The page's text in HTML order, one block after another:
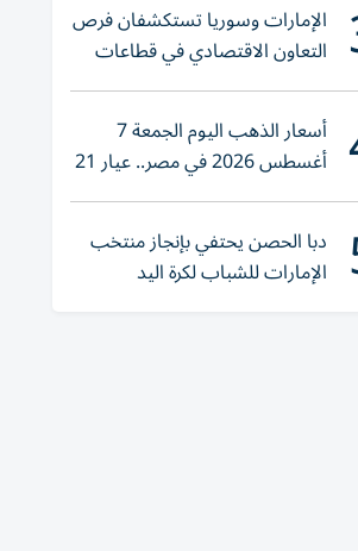
الإمارات وسوريا تستكشفان فرص
التعاون الاقتصادي في قطاعات
حيوية
أسعار الذهب اليوم الجمعة 7
أغسطس 2026 في مصر.. عيار 21
يقترب من هذا الرقم
دبا الحصن يحتفي بإنجاز منتخب
الإمارات للشباب لكرة اليد